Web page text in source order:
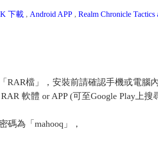
下載 , Android APP , Realm Chronicle Tactics
RAR檔」，安裝前請確認手機或電腦
軟體 or APP (可至Google Play上搜
碼為「mahooq」，